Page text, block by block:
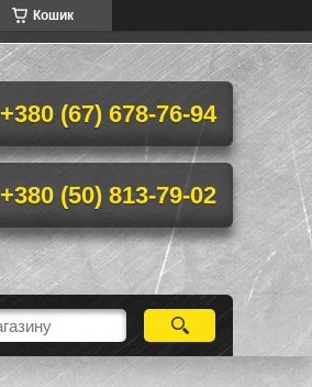
Кошик
+380 (67) 678-76-94
+380 (50) 813-79-02